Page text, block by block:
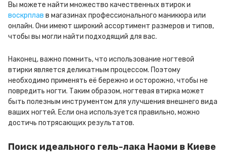
Вы можете найти множество качественных втирок и
воскрплав в магазинах профессионального маникюра или
онлайн. Они имеют широкий ассортимент размеров и типов,
чтобы вы могли найти подходящий для вас.
Наконец, важно помнить, что использование ногтевой
втирки является деликатным процессом. Поэтому
необходимо применять её бережно и осторожно, чтобы не
повредить ногти. Таким образом, ногтевая втирка может
быть полезным инструментом для улучшения внешнего вида
ваших ногтей. Если она используется правильно, можно
достичь потрясающих результатов.
Поиск идеального гель-лака Наоми в Киеве